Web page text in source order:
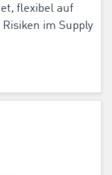
flexibel auf
im Supply